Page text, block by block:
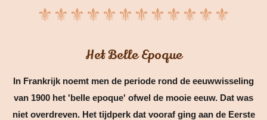
⚜⚜⚜⚜⚜⚜⚜⚜⚜⚜⚜⚜
Het Belle Epoque
In Frankrijk noemt men de periode rond de eeuwwisseling
van 1900 het 'belle epoque' ofwel de mooie eeuw. Dat was
niet overdreven. Het tijdperk dat vooraf ging aan de Eerste